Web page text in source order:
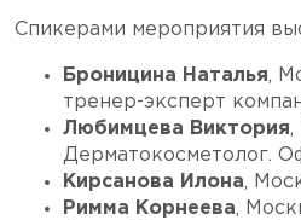
Спикерами мероприятия
Броницина Наталья,
тренер-эксперт
Любимцева Виктория,
Дерматокосметолог.
Кирсанова Илона,
Римма Корнеева,